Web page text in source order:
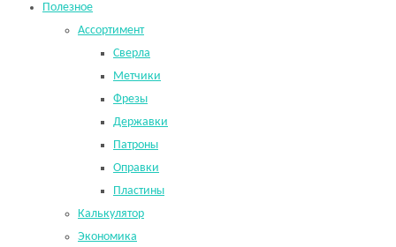
Полезное
Ассортимент
Сверла
Метчики
Фрезы
Державки
Патроны
Оправки
Пластины
Калькулятор
Экономика